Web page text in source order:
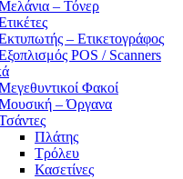
– Τόνερ
– Ετικετογράφος
POS / Scanners
Φακοί
– Όργανα
Πλάτης
Τρόλευ
Κασετίνες